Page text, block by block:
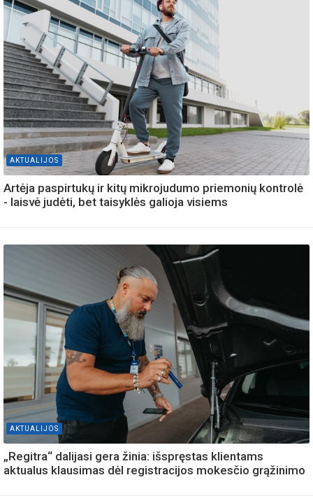
AKTUALIJOS
Artėja paspirtukų ir kitų mikrojudumo priemonių kontrolė
- laisvė judėti, bet taisyklės galioja visiems
AKTUALIJOS
„Regitra“ dalijasi gera žinia: išspręstas klientams
aktualus klausimas dėl registracijos mokesčio grąžinimo